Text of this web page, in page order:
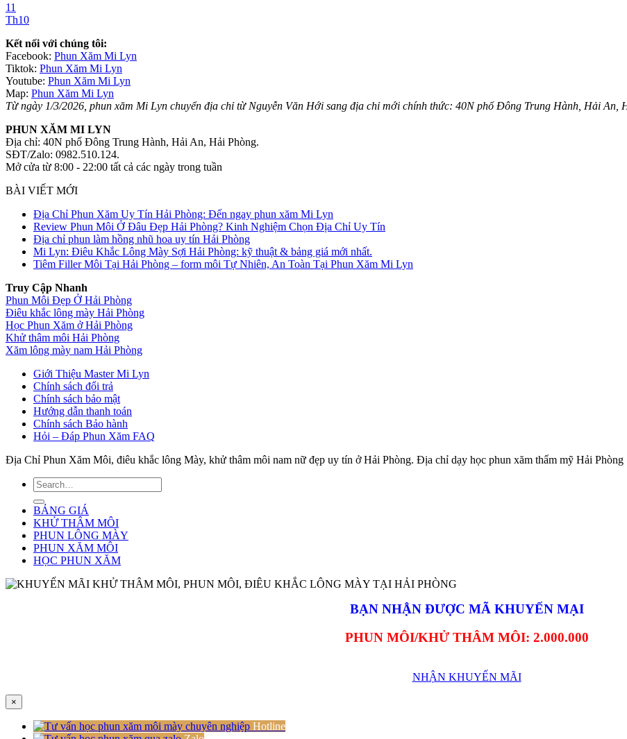
11
Th10
Kết nối với chúng tôi:
Facebook: Phun Xăm Mi Lyn
Tiktok: Phun Xăm Mi Lyn
Youtube: Phun Xăm Mi Lyn
Map: Phun Xăm Mi Lyn
Từ ngày 1/3/2026, phun xăm Mi Lyn chuyển địa chỉ từ Nguyễn Văn Hới sang địa chỉ mới chính thức: 40N phố Đông Trung Hành, Hải An,
PHUN XĂM MI LYN
Địa chỉ: 40N phố Đông Trung Hành, Hải An, Hải Phòng.
SĐT/Zalo: 0982.510.124.
Mở cửa từ 8:00 - 22:00 tất cả các ngày trong tuần
BÀI VIẾT MỚI
Địa Chỉ Phun Xăm Uy Tín Hải Phòng: Đến ngay phun xăm Mi Lyn
Review Phun Môi Ở Đâu Đẹp Hải Phòng? Kinh Nghiệm Chọn Địa Chỉ Uy Tín
Địa chỉ phun làm hồng nhũ hoa uy tín Hải Phòng
Mi Lyn: Điêu Khắc Lông Mày Sợi Hải Phòng: kỹ thuật & bảng giá mới nhất.
Tiêm Filler Môi Tại Hải Phòng – form môi Tự Nhiên, An Toàn Tại Phun Xăm Mi Lyn
Truy Cập Nhanh
Phun Môi Đẹp Ở Hải Phòng
Điêu khắc lông mày Hải Phòng
Học Phun Xăm ở Hải Phòng
Khử thâm môi Hải Phòng
Xăm lông mày nam Hải Phòng
Giới Thiệu Master Mi Lyn
Chính sách đổi trả
Chính sách bảo mật
Hướng dẫn thanh toán
Chính sách Bảo hành
Hỏi – Đáp Phun Xăm FAQ
Địa Chỉ Phun Xăm Môi, điêu khắc lông Mày, khử thâm môi nam nữ đẹp uy tín ở Hải Phòng. Địa chỉ dạy học phun xăm thẩm mỹ Hải Phòng
BẢNG GIÁ
KHỬ THÂM MÔI
PHUN LÔNG MÀY
PHUN XĂM MÔI
HỌC PHUN XĂM
BẠN NHẬN ĐƯỢC MÃ KHUYẾN MẠI
PHUN MÔI/KHỬ THÂM MÔI: 2.000.000
NHẬN KHUYẾN MÃI
×
Hotline